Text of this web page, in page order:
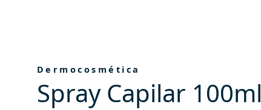
Dermocosmética
Spray Capilar 100ml